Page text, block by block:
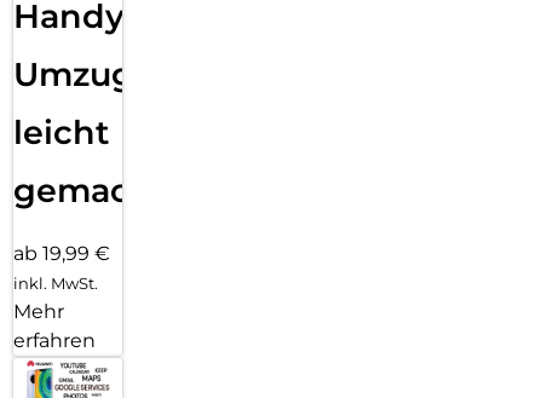
Handy
Umzug
leicht
gemacht!
ab 19,99 €
inkl. MwSt.
Mehr
erfahren